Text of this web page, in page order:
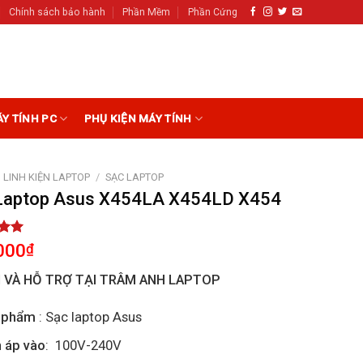
Chính sách bảo hành Phần Mềm Phần Cứng
TÍNH PC PHỤ KIỆN MÁY TÍNH
LINH KIỆN LAPTOP / SẠC LAPTOP
Asus X454LA X454LD X454
₫
VÀ HỖ TRỢ TẠI TRÂM ANH LAPTOP
: Sạc laptop Asus
áp vào: 100V-240V